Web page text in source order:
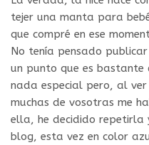
tejer una manta para
que compré en ese
No tenía pensado
un punto que es bastante
nada especial pero, al
muchas de vosotras me
ella, he decidido
blog, esta vez en color